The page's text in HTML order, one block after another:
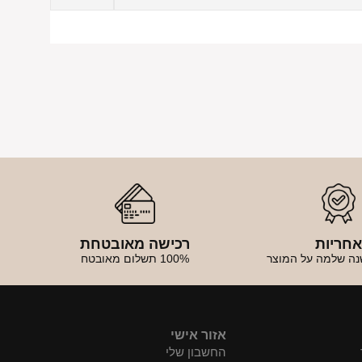
אחריות
שלמה על המוצר
רכישה מאובטחת
100% תשלום מאובטח
אזור אישי
החשבון שלי